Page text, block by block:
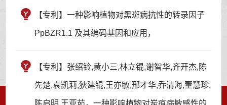
【专利】一种影响植物对黑斑病抗性的转录因子
PpBZR1.1 及其编码基因和应用，
【专利】张绍铃,黄小三,林立锟,谢智华,齐开杰,陈
先楚,袁凯莉,狄建锟,王亦敏,邢才华,乔清海,董慧珍,
陈启明,王亚茹，一种影响植物对炭疽病敏感性的